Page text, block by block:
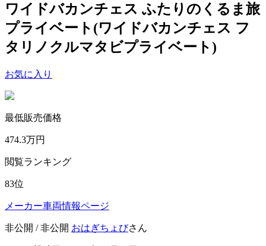
ワイドバカンチェス ふたりのくるま旅
プライベート (ワイドバカンチェス フ
タリノクルマタビプライベート)
お気に入り
最低販売価格
474.3万円
閲覧ランキング
83位
メーカー車両情報ページ
非公開 / 非公開 おはぎちょびさん